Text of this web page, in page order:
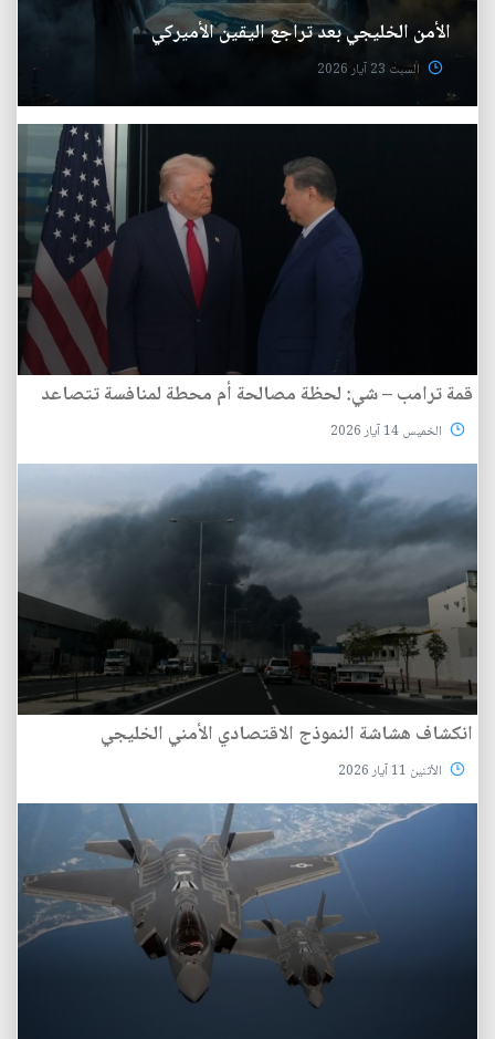
الأمن الخليجي بعد تراجع اليقين الأميركي
السبت 23 آيار 2026
قمة ترامب – شي: لحظة مصالحة أم محطة لمنافسة تتصاعد
الخميس 14 آيار 2026
انكشاف هشاشة النموذج الاقتصادي الأمني الخليجي
الأثنين 11 آيار 2026